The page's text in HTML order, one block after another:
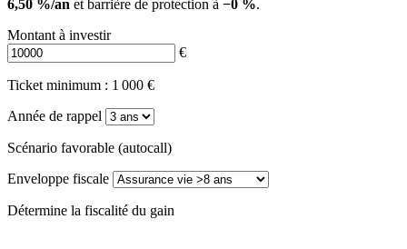
6,50 %/an et barrière de protection à −0 %.
Montant à investir
€
Ticket minimum : 1 000 €
Année de rappel
Scénario favorable (autocall)
Enveloppe fiscale
Détermine la fiscalité du gain